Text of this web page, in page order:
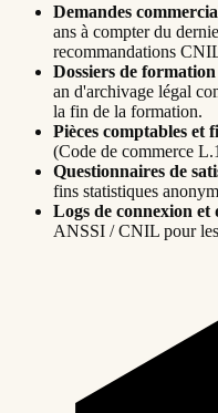
Demandes
ans à compter du
recommandations
Dossiers de
an d'archivage légal
la fin de la formation.
Pièces comptables et
(Code de commerce
Questionnaires de
fins statistiques
Logs de connexion et
ANSSI / CNIL pour les